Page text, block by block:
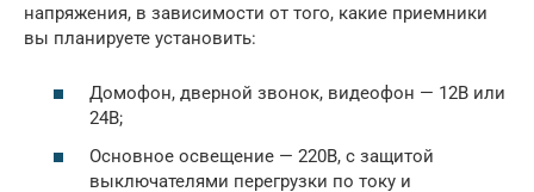
напряжения, в зависимости от того, какие приемники
вы планируете установить:
Домофон, дверной звонок, видеофон — 12В или
24В;
Основное освещение — 220В, с защитой
выключателями перегрузки по току и